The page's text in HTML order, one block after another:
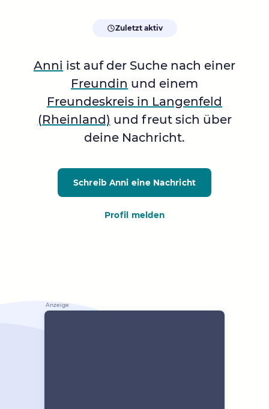
Zuletzt aktiv
Anni ist auf der Suche nach einer
Freundin und einem
Freundeskreis in Langenfeld
(Rheinland) und freut sich über
deine Nachricht.
Schreib Anni eine Nachricht
Profil melden